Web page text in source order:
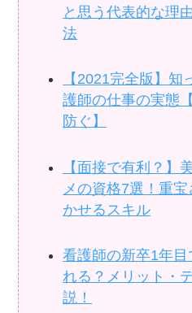
と思う代表的な理
法
【2021完全版】
護師の仕事の実態
防ぐ】
【面接で有利？】
メの資格7選！重
かせるスキル
看護師の新卒1年
れる？メリット・
説！